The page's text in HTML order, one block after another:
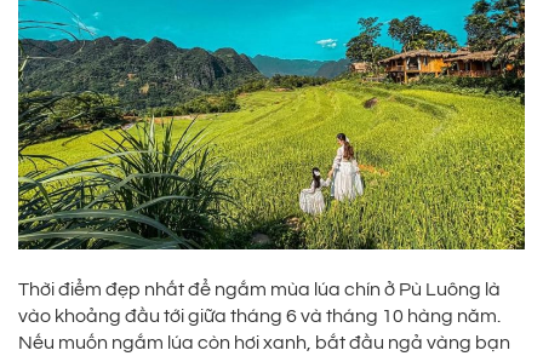
Thời điểm đẹp nhất để ngắm mùa lúa chín ở Pù Luông là
vào khoảng đầu tới giữa tháng 6 và tháng 10 hàng năm.
Nếu muốn ngắm lúa còn hơi xanh, bắt đầu ngả vàng bạn